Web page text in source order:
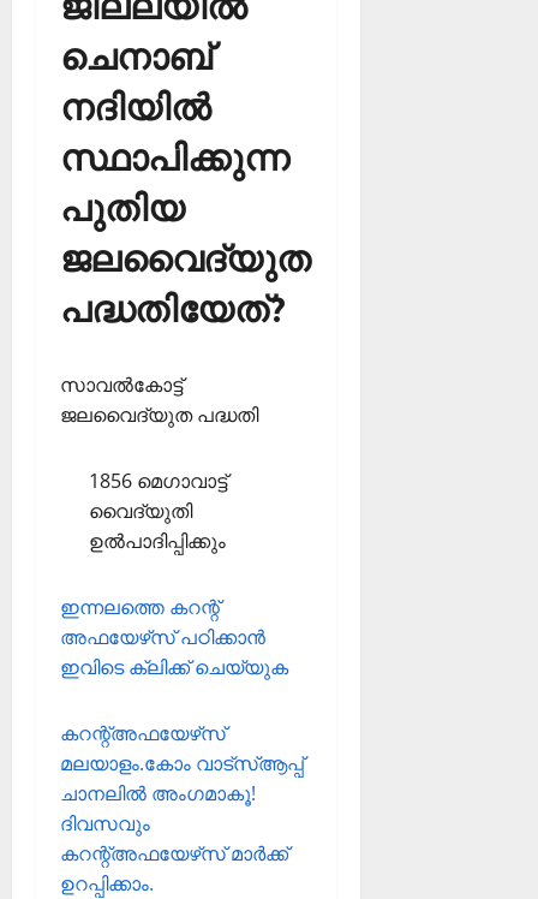
ചെനാബ്
നദിയില്‍
സ്ഥാപിക്കുന്ന
പുതിയ
ജലവൈദ്യുത
പദ്ധതിയേത്?
സാവല്‍കോട്ട്
ജലവൈദ്യുത പദ്ധതി
1856 മെഗാവാട്ട്
വൈദ്യുതി
ഉല്‍പാദിപ്പിക്കും
ഇന്നലത്തെ കറന്റ്
അഫയേഴ്‌സ് പഠിക്കാന്‍
ഇവിടെ ക്ലിക്ക് ചെയ്യുക
കറന്റ്അഫയേഴ്‌സ്
മലയാളം.കോം വാട്‌സ്ആപ്പ്
ചാനലില്‍ അംഗമാകൂ!
ദിവസവും
കറന്റ്അഫയേഴ്‌സ് മാര്‍ക്ക്
ഉറപ്പിക്കാം.